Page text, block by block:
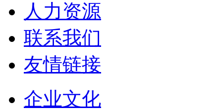
人力资源
联系我们
友情链接
企业文化